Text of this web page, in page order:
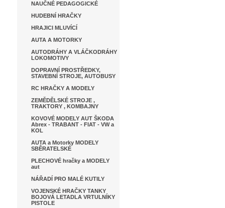
NAUČNÉ PEDAGOGICKÉ
HUDEBNÍ HRAČKY
HRAJICI MLUVÍCÍ
AUTA A MOTORKY
AUTODRÁHY A VLÁČKODRÁHY
LOKOMOTIVY
DOPRAVNÍ PROSTŘEDKY,
STAVEBNÍ STROJE, AUTOBUSY
RC HRAČKY A MODELY
ZEMĚDĚLSKÉ STROJE ,
TRAKTORY , KOMBAJNY
KOVOVÉ MODELY AUT ŠKODA
Abrex - TRABANT - FIAT - VW a
KOL
AUTA a Motorky MODELY
SBĚRATELSKÉ
PLECHOVÉ hračky a MODELY
aut
NÁŘADÍ PRO MALÉ KUTILY
VOJENSKÉ HRAČKY TANKY
BOJOVÁ LETADLA VRTULNÍKY
PISTOLE